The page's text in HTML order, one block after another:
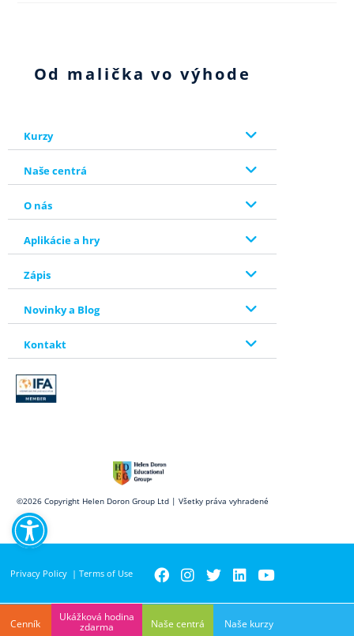
Open toolbar
Od malička vo výhode
Kurzy
Naše centrá
O nás
Aplikácie a hry
Zápis
Novinky a Blog
Kontakt
©2026 Copyright Helen Doron Group Ltd | Všetky práva vyhradené
Privacy Policy| Terms of Use
Cenník Ukážková hodina
zdarma Naše centrá Naše kurzy